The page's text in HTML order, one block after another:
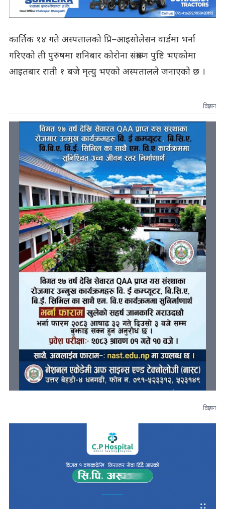
कार्तिक १४ गते अस्पतालको प्रि–आइसोलेसन वार्डमा भर्ना
गरिएको ती पुरुषमा शनिबार कोरोना संक्रमण पुष्टि भएकोमा
आइतबार राती १ बजे मृत्यु भएको अस्पतालले जनाएको छ ।
विज्ञापन
विज्ञापन